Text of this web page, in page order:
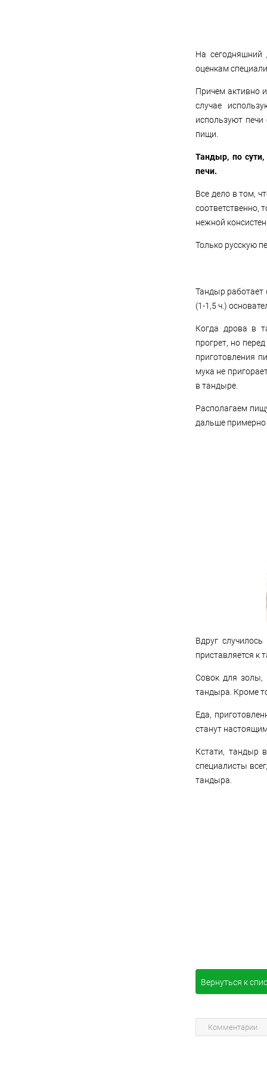
На сегодняшний
оценкам
Причем активно
случае
используют
пищи.
Тандыр, по сути,
печи.
Все дело в том,
соответственно,
нежной
Только русскую
Тандыр работает
(1-1,5 ч.)
Когда дрова в
прогрет, но
приготовления
мука не
в тандыре.
Располагаем
дальше примерно
Вдруг
приставляется к
Совок для золы,
тандыра. Кроме
Еда,
станут
Кстати, тандыр
специалисты
тандыра.
Вернуться к
Комментарии